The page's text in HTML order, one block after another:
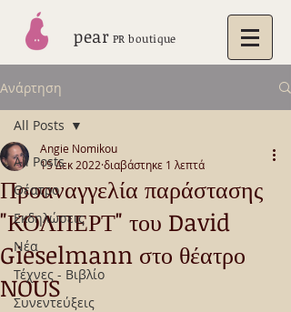
pear PR boutique
Ανάρτηση
All Posts
Θέατρο
Εκδηλώσεις
Νέα
Τέχνες - Βιβλίο
Συνεντεύξεις
All Posts
Προαναγγελία παράστασης
"ΚΟΛΠΕΡΤ" του David
Gieselmann στο θέατρο
NOUS
Angie Nomikou
15 Δεκ 2022 διαβάστηκε 1 λεπτά